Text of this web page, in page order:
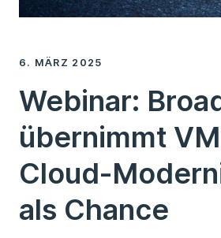
6. MÄRZ 2025
Webinar:
übernimmt
Cloud-
als Chance